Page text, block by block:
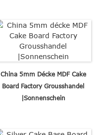
China 5mm Décke MDF Cake
Board Factory Grousshandel
|Sonnenschein